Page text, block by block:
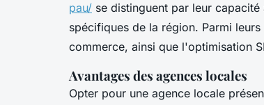
pau/ se distinguent par leur
spécifiques de la région. Parmi
commerce, ainsi que l'optimisation
Avantages des agences locales
Opter pour une agence locale